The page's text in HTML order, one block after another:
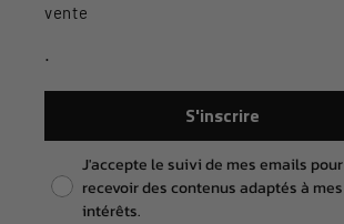
vente
.
S'inscrire
Pixel consent
J'accepte le suivi de mes emails pour
recevoir des contenus adaptés à mes
intérêts.